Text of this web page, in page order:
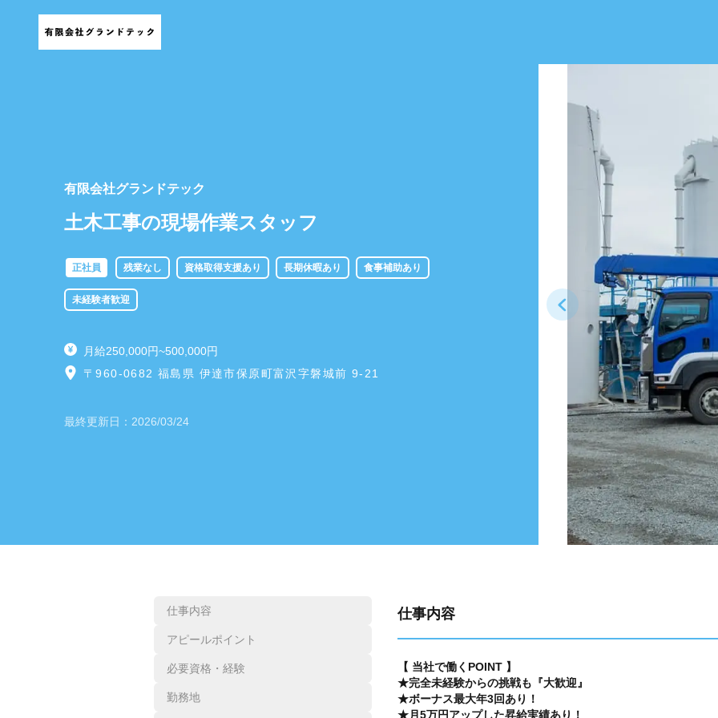
有限会社グランドテック
土木工事の現場作業スタッフ
正社員 残業なし 資格取得支援あり 長期休暇あり 食事補助あり
未経験者歓迎
月給250,000円~500,000円
〒960-0682 福島県 伊達市保原町富沢字磐城前 9-21
最終更新日： 2026/03/24
仕事内容
アピールポイント
必要資格・経験
勤務地
仕事内容
【 当社で働くPOINT 】
★完全未経験からの挑戦も『大歓迎』
★ボーナス最大年3回あり！
★月5万円アップした昇給実績あり！